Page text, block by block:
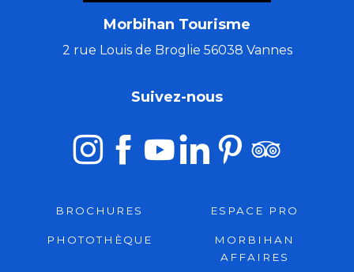
Morbihan Tourisme
2 rue Louis de Broglie 56038 Vannes
Suivez-nous
BROCHURES ESPACE PRO
PHOTOTHÈQUE
MORBIHAN
AFFAIRES